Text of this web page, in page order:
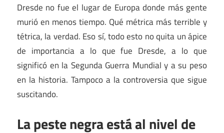
Dresde no fue el lugar de Europa donde más gente
murió en menos tiempo. Qué métrica más terrible y
tétrica, la verdad. Eso sí, todo esto no quita un ápice
de importancia a lo que fue Dresde, a lo que
significó en la Segunda Guerra Mundial y a su peso
en la historia. Tampoco a la controversia que sigue
suscitando.
La peste negra está al nivel de